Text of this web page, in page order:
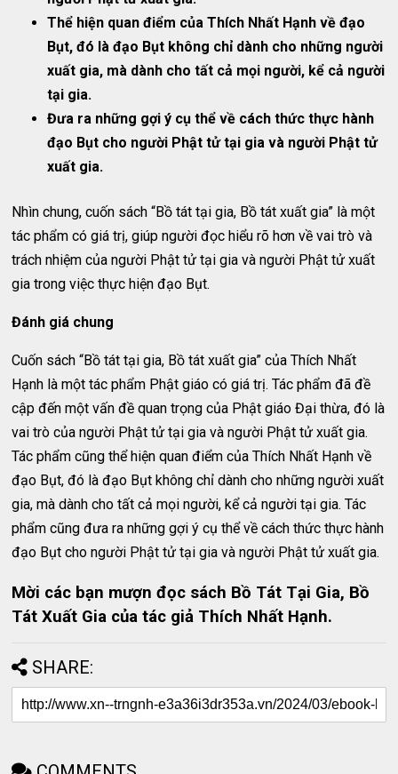
Thể hiện quan điểm của Thích Nhất Hạnh về đạo
Bụt, đó là đạo Bụt không chỉ dành cho những người
xuất gia, mà dành cho tất cả mọi người, kể cả người
tại gia.
Đưa ra những gợi ý cụ thể về cách thức thực hành
đạo Bụt cho người Phật tử tại gia và người Phật tử
xuất gia.
Nhìn chung, cuốn sách “Bồ tát tại gia, Bồ tát xuất gia” là một
tác phẩm có giá trị, giúp người đọc hiểu rõ hơn về vai trò và
trách nhiệm của người Phật tử tại gia và người Phật tử xuất
gia trong việc thực hiện đạo Bụt.
Đánh giá chung
Cuốn sách “Bồ tát tại gia, Bồ tát xuất gia” của Thích Nhất
Hạnh là một tác phẩm Phật giáo có giá trị. Tác phẩm đã đề
cập đến một vấn đề quan trọng của Phật giáo Đại thừa, đó là
vai trò của người Phật tử tại gia và người Phật tử xuất gia.
Tác phẩm cũng thể hiện quan điểm của Thích Nhất Hạnh về
đạo Bụt, đó là đạo Bụt không chỉ dành cho những người xuất
gia, mà dành cho tất cả mọi người, kể cả người tại gia. Tác
phẩm cũng đưa ra những gợi ý cụ thể về cách thức thực hành
đạo Bụt cho người Phật tử tại gia và người Phật tử xuất gia.
Mời các bạn mượn đọc sách Bồ Tát Tại Gia, Bồ
Tát Xuất Gia của tác giả Thích Nhất Hạnh.
SHARE: